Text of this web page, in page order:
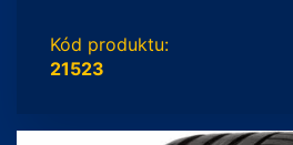
Kód produktu:
21523